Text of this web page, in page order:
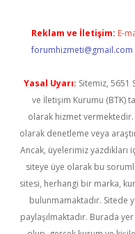
Reklam ve İletişim: E-
forumhizmeti@gmail.com
Yasal Uyarı: Sitemiz, 5651
ve İletişim Kurumu (BTK)
olarak hizmet
olarak denetleme veya
Ancak, üyelerimiz
siteye üye olarak bu
sitesi, herhangi bir marka,
bulunmamaktadır. Sitede
paylaşılmaktadır. Burada